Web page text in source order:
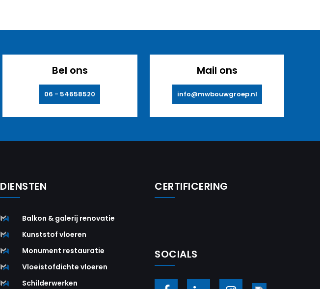
Bel ons
06 - 54658520
Mail ons
info@mwbouwgroep.nl
DIENSTEN
Balkon & galerij renovatie
Kunststof vloeren
Monument restauratie
Vloeistofdichte vloeren
Schilderwerken
CERTIFICERING
SOCIALS